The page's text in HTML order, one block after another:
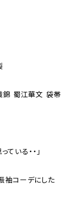
錦 蜀江華文 袋帯
いる・・」
振袖コーデにした